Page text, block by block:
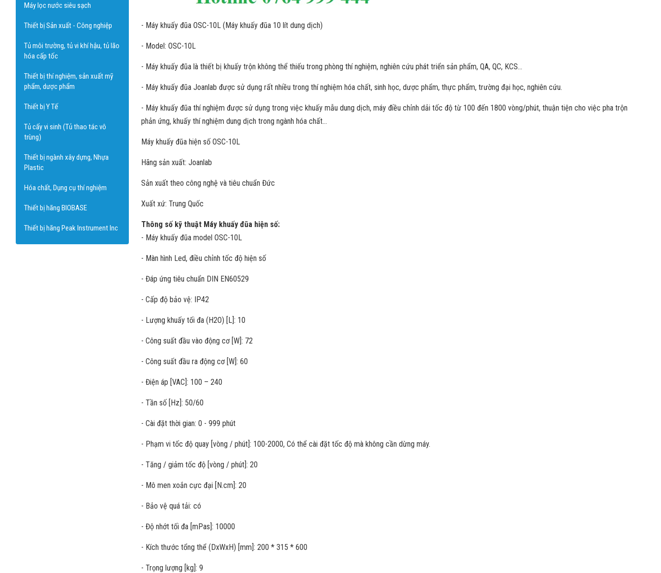
Máy lọc nước siêu sạch
Thiết bị Sản xuất - Công nghiệp
Tủ môi trường, tủ vi khí hậu, tủ lão
hóa cấp tốc
Thiết bị thí nghiệm, sản xuất mỹ
phẩm, dược phẩm
Thiết bị Y Tế
Tủ cấy vi sinh (Tủ thao tác vô
trùng)
Thiết bị ngành xây dựng, Nhựa
Plastic
Hóa chất, Dụng cụ thí nghiệm
Thiết bị hãng BIOBASE
Thiết bị hãng Peak Instrument Inc
- Máy khuấy đũa OSC-10L (Máy khuấy đũa 10 lít dung dịch)
- Model: OSC-10L
- Máy khuấy đũa là thiết bị khuấy trộn không thể thiếu trong phòng thí nghiệm, nghiên cứu phát triển sản phẩm, QA, QC, KCS…
- Máy khuấy đũa Joanlab được sử dụng rất nhiều trong thí nghiệm hóa chất, sinh học, dược phẩm, thực phẩm, trường đại học, nghiên cứu.
- Máy khuấy đũa thí nghiệm được sử dụng trong việc khuấy mẫu dung dịch, máy điều chỉnh dải tốc độ từ 100 đến 1800 vòng/phút, thuận tiện cho việc pha trộn
phản ứng, khuấy thí nghiệm dung dịch trong ngành hóa chất…
Máy khuấy đũa hiện số OSC-10L
Hãng sản xuất: Joanlab
Sản xuất theo công nghệ và tiêu chuẩn Đức
Xuất xứ: Trung Quốc
Thông số kỹ thuật Máy khuấy đũa hiện số:
- Máy khuấy đũa model OSC-10L
- Màn hình Led, điều chỉnh tốc độ hiện số
- Đáp ứng tiêu chuẩn DIN EN60529
- Cấp độ bảo vệ: IP42
- Lượng khuấy tối đa (H2O) [L]: 10
- Công suất đầu vào động cơ [W]: 72
- Công suất đầu ra động cơ [W]: 60
- Điện áp [VAC]: 100 – 240
- Tần số [Hz]: 50/60
- Cài đặt thời gian: 0 - 999 phút
- Phạm vi tốc độ quay [vòng / phút]: 100-2000, Có thể cài đặt tốc độ mà không cần dừng máy.
- Tăng / giảm tốc độ [vòng / phút]: 20
- Mô men xoắn cực đại [N.cm]: 20
- Bảo vệ quá tải: có
- Độ nhớt tối đa [mPas]: 10000
- Kích thước tổng thể (DxWxH) [mm]: 200 * 315 * 600
- Trọng lượng [kg]: 9